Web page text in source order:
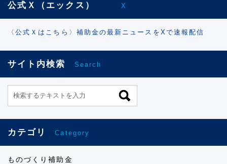
公式Ｘ（エックス） X
〈公式Ｘはこちら〉補助金の最新ニュースをXで速報配信
サイト内検索 Search
カテゴリ Category
ものづくり補助金